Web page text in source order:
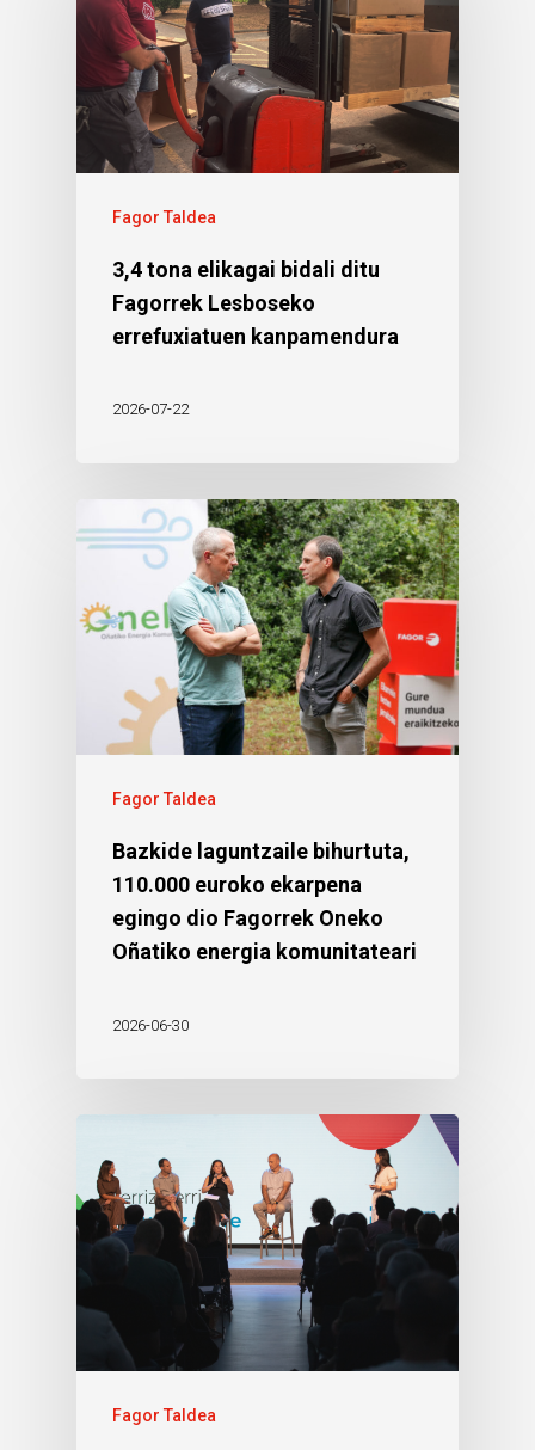
Fagor Taldea
3,4 tona elikagai bidali ditu
Fagorrek Lesboseko
errefuxiatuen kanpamendura
2026-07-22
Fagor Taldea
Bazkide laguntzaile bihurtuta,
110.000 euroko ekarpena
egingo dio Fagorrek Oneko
Oñatiko energia komunitateari
2026-06-30
Fagor Taldea